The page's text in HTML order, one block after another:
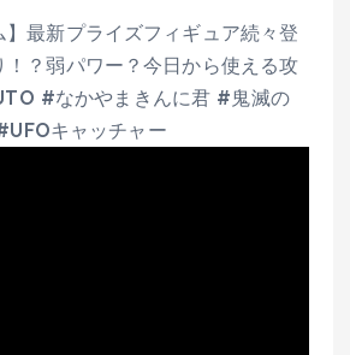
】最新プライズフィギュア続々登
？弱パワー？今日から使える攻
#なかやまきんに君 #鬼滅の
キャッチャー